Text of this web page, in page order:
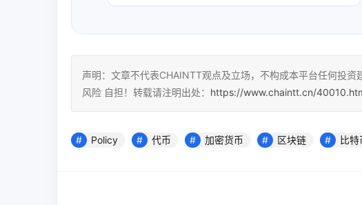
声明：文章不代表CHAINTT观点及立场，不构成本平台任何投资
风险 自担！转载请注明出处： https://www.chaintt.cn/
Policy 代币 加密货币 区块链 比特